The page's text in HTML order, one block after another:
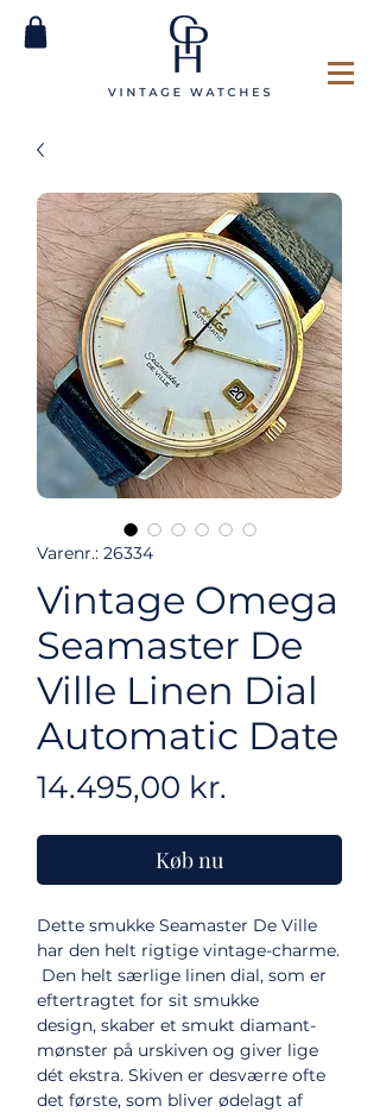
Varenr.: 26334
Vintage Omega
Seamaster De
Ville Linen Dial
Automatic Date
14.495,00 kr.
Køb nu
Dette smukke Seamaster De Ville
har den helt rigtige vintage-charme.
Den helt særlige linen dial, som er
eftertragtet for sit smukke
design, skaber et smukt diamant-
mønster på urskiven og giver lige
dét ekstra. Skiven er desværre ofte
det første, som bliver ødelagt af